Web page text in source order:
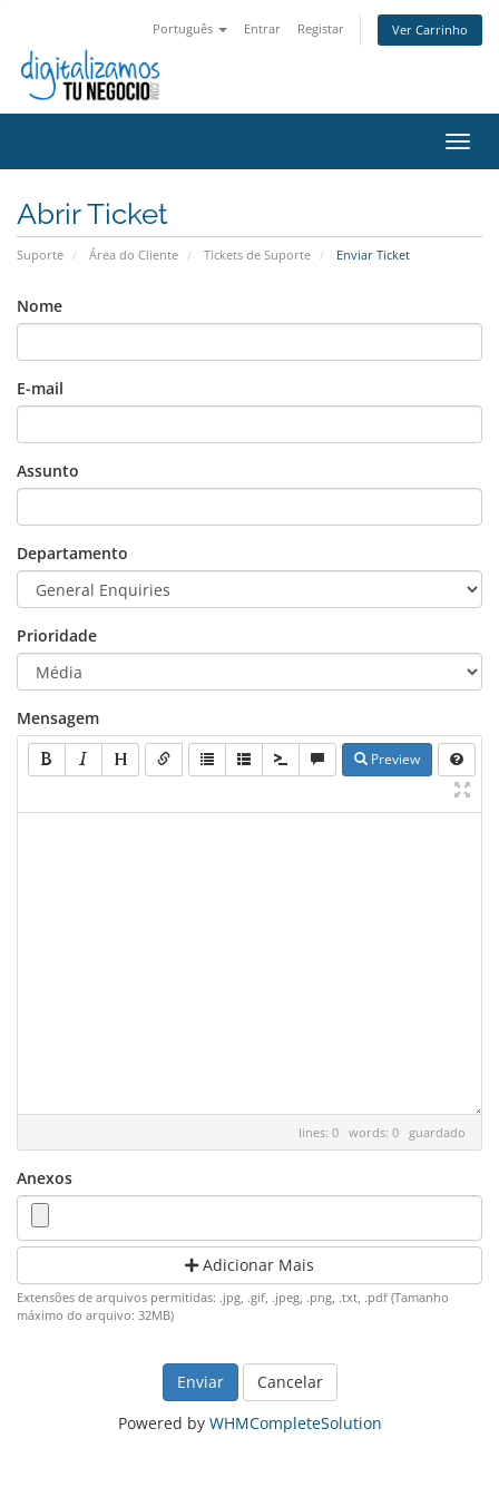
Português Entrar Registar Ver Carrinho
Abrir Ticket
Suporte Área do Cliente Tickets de Suporte Enviar Ticket
Nome
E-mail
Assunto
Departamento
Prioridade
Mensagem
Preview
lines: 0 words: 0 guardado
Anexos
Adicionar Mais
Extensões de arquivos permitidas: .jpg, .gif, .jpeg, .png, .txt, .pdf (Tamanho
máximo do arquivo: 32MB)
Cancelar
Powered by WHMCompleteSolution